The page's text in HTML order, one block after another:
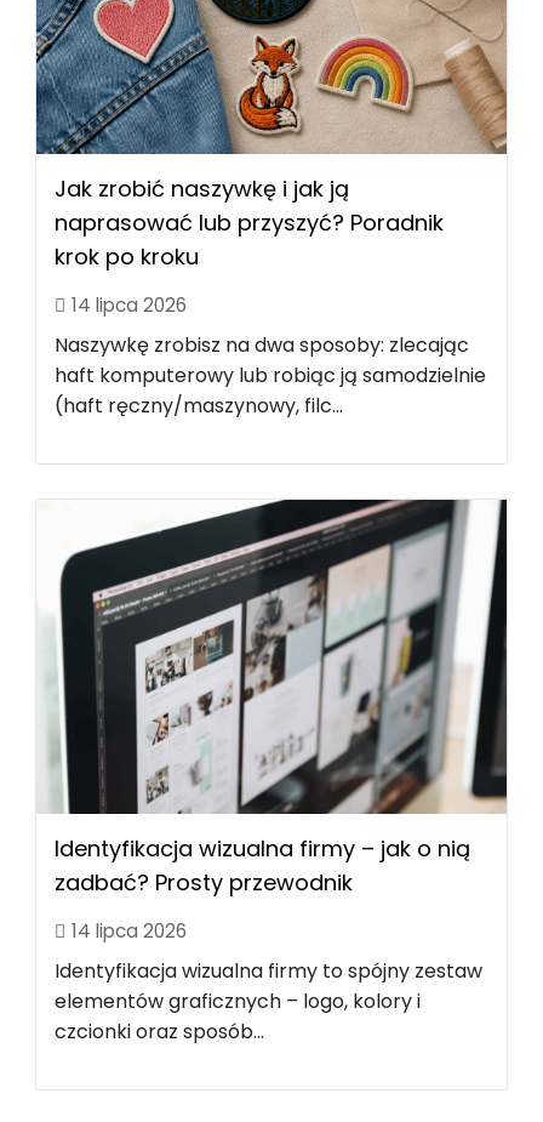
Jak zrobić naszywkę i jak ją
naprasować lub przyszyć? Poradnik
krok po kroku
14 lipca 2026
Naszywkę zrobisz na dwa sposoby: zlecając
haft komputerowy lub robiąc ją samodzielnie
(haft ręczny/maszynowy, filc...
Identyfikacja wizualna firmy – jak o nią
zadbać? Prosty przewodnik
14 lipca 2026
Identyfikacja wizualna firmy to spójny zestaw
elementów graficznych – logo, kolory i
czcionki oraz sposób...